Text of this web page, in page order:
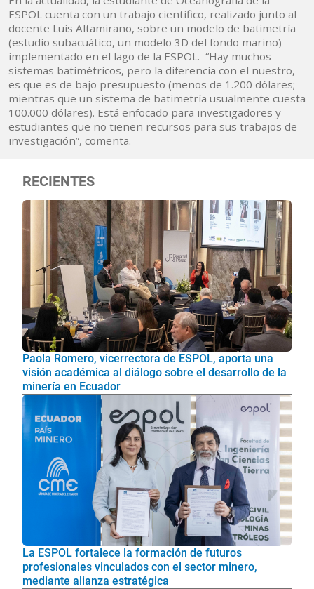
ESPOL cuenta con un trabajo científico, realizado junto al
docente Luis Altamirano, sobre un modelo de batimetría
(estudio subacuático, un modelo 3D del fondo marino)
implementado en el lago de la ESPOL. “Hay muchos
sistemas batimétricos, pero la diferencia con el nuestro,
es que es de bajo presupuesto (menos de 1.200 dólares;
mientras que un sistema de batimetría usualmente cuesta
100.000 dólares). Está enfocado para investigadores y
estudiantes que no tienen recursos para sus trabajos de
investigación”, comenta.
RECIENTES
Paola Romero, vicerrectora de ESPOL, aporta una
visión académica al diálogo sobre el desarrollo de la
minería en Ecuador
La ESPOL fortalece la formación de futuros
profesionales vinculados con el sector minero,
mediante alianza estratégica